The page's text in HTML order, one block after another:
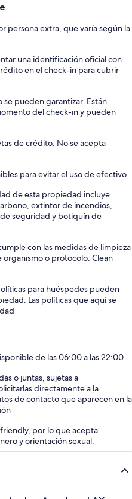
persona extra, que varía según la
una identificación oficial con
en el check-in para cubrir
se pueden garantizar. Están
del check-in y pueden
de crédito. No se acepta
para evitar el uso de efectivo
de esta propiedad incluye
extintor de incendios,
seguridad y botiquín de
con las medidas de limpieza
o protocolo: Clean
para huéspedes pueden
Las políticas que aquí se
de las 06:00 a las 22:00
o juntas, sujetas a
directamente a la
de contacto que aparecen en la
por lo que acepta
y orientación sexual.